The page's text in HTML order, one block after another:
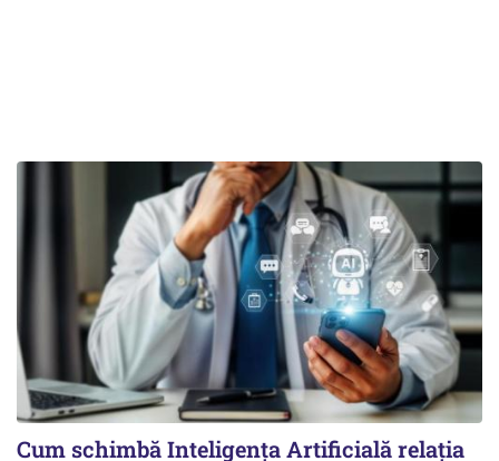
Cum schimbă Inteligența Artificială relația